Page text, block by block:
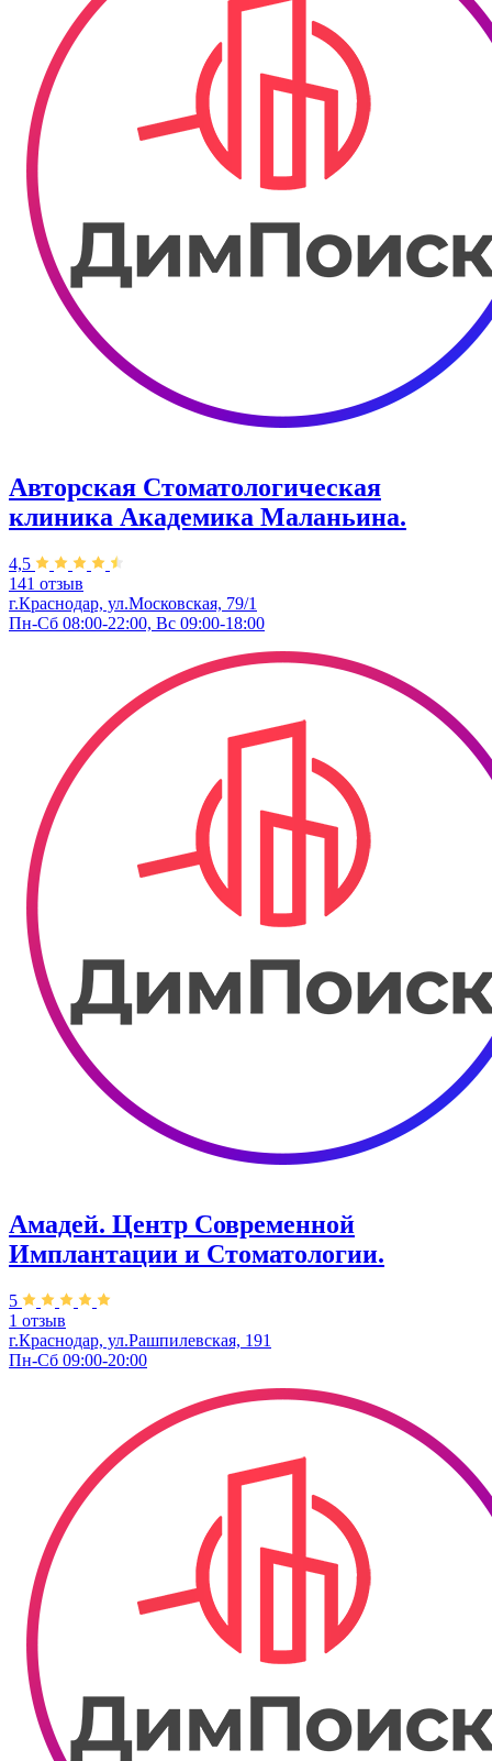
Авторская Стоматологическая
клиника Академика Маланьина.
4,5
141 отзыв
г.Краснодар, ул.Московская, 79/1
Пн-Сб 08:00-22:00, Вс 09:00-18:00
Амадей. Центр Современной
Имплантации и Стоматологии.
5
1 отзыв
г.Краснодар, ул.Рашпилевская, 191
Пн-Сб 09:00-20:00